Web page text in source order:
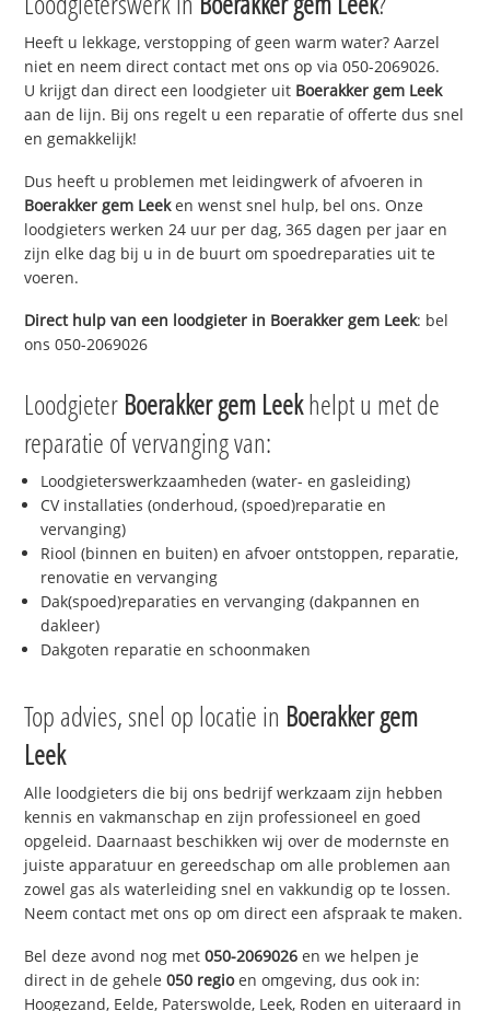
Heeft u lekkage, verstopping of geen warm water? Aarzel
niet en neem direct contact met ons op via 050-2069026.
U krijgt dan direct een loodgieter uit Boerakker gem Leek
aan de lijn. Bij ons regelt u een reparatie of offerte dus snel
en gemakkelijk!
Dus heeft u problemen met leidingwerk of afvoeren in
Boerakker gem Leeken wenst snel hulp, bel ons. Onze
loodgieters werken 24 uur per dag, 365 dagen per jaar en
zijn elke dag bij u in de buurt om spoedreparaties uit te
voeren.
Direct hulp van een loodgieter in Boerakker gem Leek: bel
ons 050-2069026
Loodgieter Boerakker gem Leekhelpt u met de
reparatie of vervanging van:
Loodgieterswerkzaamheden (water- en gasleiding)
CV installaties (onderhoud, (spoed)reparatie en
vervanging)
Riool (binnen en buiten) en afvoer ontstoppen, reparatie,
renovatie en vervanging
Dak(spoed)reparaties en vervanging (dakpannen en
dakleer)
Dakgoten reparatie en schoonmaken
Top advies, snel op locatie in Boerakker gem
Leek
Alle loodgieters die bij ons bedrijf werkzaam zijn hebben
kennis en vakmanschap en zijn professioneel en goed
opgeleid. Daarnaast beschikken wij over de modernste en
juiste apparatuur en gereedschap om alle problemen aan
zowel gas als waterleiding snel en vakkundig op te lossen.
Neem contact met ons op om direct een afspraak te maken.
Bel deze avond nog met050-2069026 en we helpen je
direct in de gehele050 regioen omgeving, dus ook in:
Hoogezand, Eelde, Paterswolde, Leek, Roden en uiteraard in